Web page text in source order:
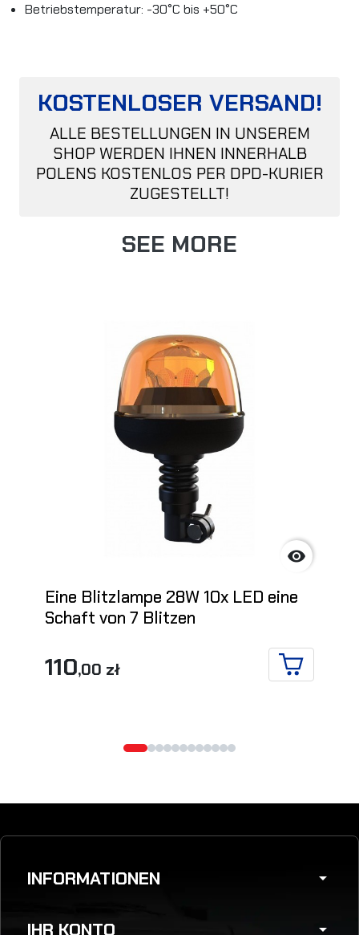
Betriebstemperatur: -30°C bis +50°C
KOSTENLOSER VERSAND!
ALLE BESTELLUNGEN IN UNSEREM
SHOP WERDEN IHNEN INNERHALB
POLENS KOSTENLOS PER DPD-KURIER
ZUGESTELLT!
SEE MORE

Eine Blitzlampe 28W 10x LED eine
Schaft von 7 Blitzen
110,00 zł
IN DEN
INFORMATIONEN arrow_drop_down
IHR KONTO arrow_drop_down